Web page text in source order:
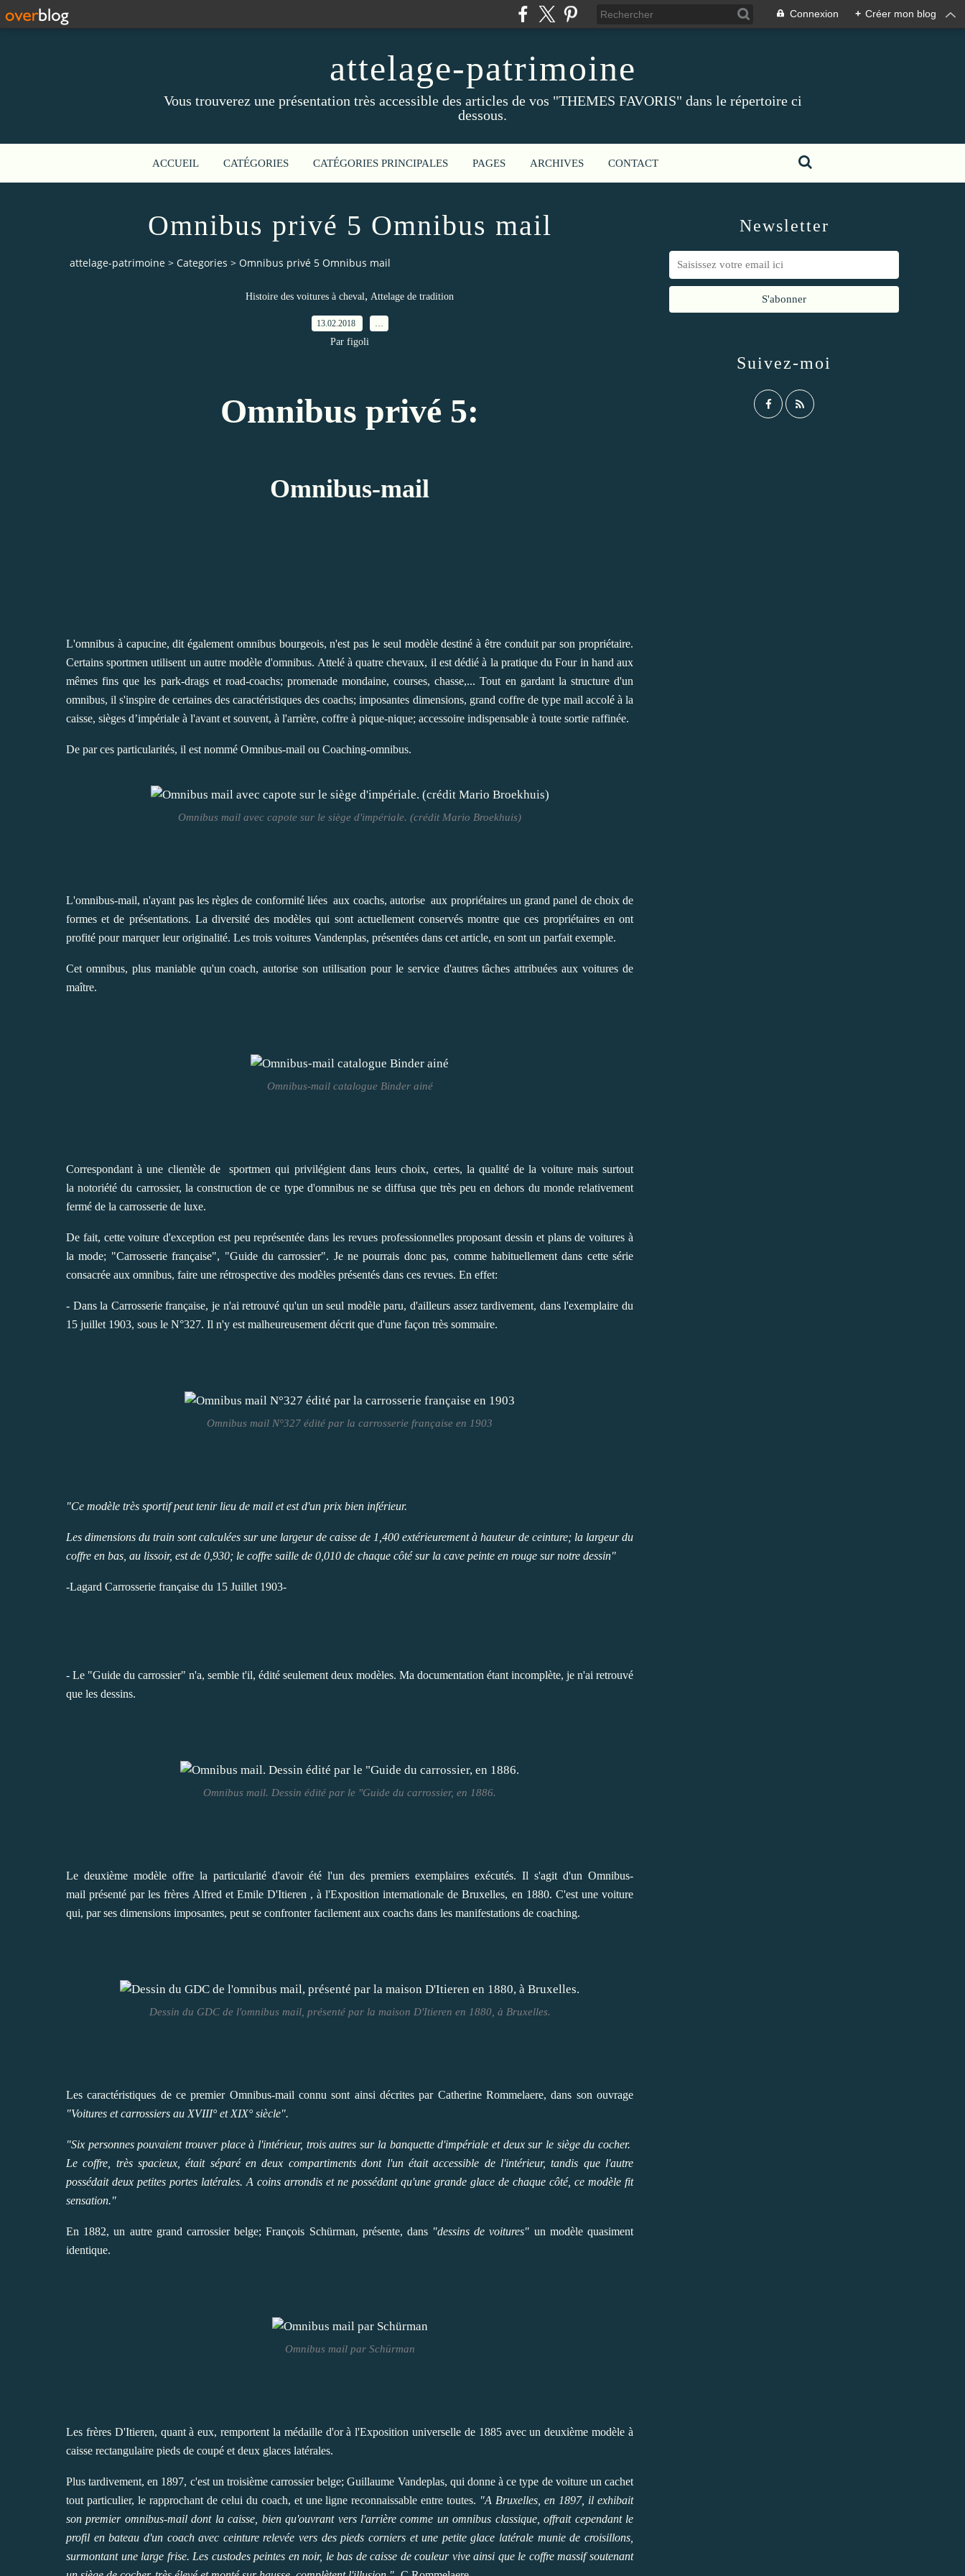
Connexion + Créer mon blog
attelage-patrimoine
Vous trouverez une présentation très accessible des articles de vos "THEMES FAVORIS" dans le répertoire ci
dessous.
ACCUEIL CATÉGORIES CATÉGORIES PRINCIPALES PAGES ARCHIVES CONTACT
Omnibus privé 5 Omnibus mail
attelage-patrimoine > Categories > Omnibus privé 5 Omnibus mail
Histoire des voitures à cheval , Attelage de tradition
13.02.2018
Par figoli
Omnibus privé 5:
Omnibus-mail
L'omnibus à capucine, dit également omnibus bourgeois, n'est pas le seul modèle destiné à être conduit par son propriétaire.
Certains sportmen utilisent un autre modèle d'omnibus. Attelé à quatre chevaux, il est dédié à la pratique du Four in hand aux
mêmes fins que les park-drags et road-coachs; promenade mondaine, courses, chasse,... Tout en gardant la structure d'un
omnibus, il s'inspire de certaines des caractéristiques des coachs; imposantes dimensions, grand coffre de type mail accolé à la
caisse, sièges d’impériale à l'avant et souvent, à l'arrière, coffre à pique-nique; accessoire indispensable à toute sortie raffinée.
De par ces particularités, il est nommé Omnibus-mail ou Coaching-omnibus.
Omnibus mail avec capote sur le siège d'impériale. (crédit Mario Broekhuis)
L'omnibus-mail, n'ayant pas les règles de conformité liées aux coachs, autorise aux propriétaires un grand panel de choix de
formes et de présentations. La diversité des modèles qui sont actuellement conservés montre que ces propriétaires en ont
profité pour marquer leur originalité. Les trois voitures Vandenplas, présentées dans cet article, en sont un parfait exemple.
Cet omnibus, plus maniable qu'un coach, autorise son utilisation pour le service d'autres tâches attribuées aux voitures de
maître.
Omnibus-mail catalogue Binder ainé
Correspondant à une clientèle de sportmen qui privilégient dans leurs choix, certes, la qualité de la voiture mais surtout
la notoriété du carrossier, la construction de ce type d'omnibus ne se diffusa que très peu en dehors du monde relativement
fermé de la carrosserie de luxe.
De fait, cette voiture d'exception est peu représentée dans les revues professionnelles proposant dessin et plans de voitures à
la mode; "Carrosserie française", "Guide du carrossier". Je ne pourrais donc pas, comme habituellement dans cette série
consacrée aux omnibus, faire une rétrospective des modèles présentés dans ces revues. En effet:
- Dans la Carrosserie française, je n'ai retrouvé qu'un un seul modèle paru, d'ailleurs assez tardivement, dans l'exemplaire du
15 juillet 1903, sous le N°327. Il n'y est malheureusement décrit que d'une façon très sommaire.
Omnibus mail N°327 édité par la carrosserie française en 1903
"Ce modèle très sportif peut tenir lieu de mail et est d'un prix bien inférieur.
Les dimensions du train sont calculées sur une largeur de caisse de 1,400 extérieurement à hauteur de ceinture; la largeur du
coffre en bas, au lissoir, est de 0,930; le coffre saille de 0,010 de chaque côté sur la cave peinte en rouge sur notre dessin"
-Lagard Carrosserie française du 15 Juillet 1903-
- Le "Guide du carrossier" n'a, semble t'il, édité seulement deux modèles. Ma documentation étant incomplète, je n'ai retrouvé
que les dessins.
Omnibus mail. Dessin édité par le "Guide du carrossier, en 1886.
Le deuxième modèle offre la particularité d'avoir été l'un des premiers exemplaires exécutés. Il s'agit d'un Omnibus-
mail présenté par les frères Alfred et Emile D'Itieren , à l'Exposition internationale de Bruxelles, en 1880. C'est une voiture
qui, par ses dimensions imposantes, peut se confronter facilement aux coachs dans les manifestations de coaching.
Dessin du GDC de l'omnibus mail, présenté par la maison D'Itieren en 1880, à Bruxelles.
Les caractéristiques de ce premier Omnibus-mail connu sont ainsi décrites par Catherine Rommelaere, dans son ouvrage
"Voitures et carrossiers au XVIII° et XIX° siècle".
"Six personnes pouvaient trouver place à l'intérieur, trois autres sur la banquette d'impériale et deux sur le siège du cocher.
Le coffre, très spacieux, était séparé en deux compartiments dont l'un était accessible de l'intérieur, tandis que l'autre
possédait deux petites portes latérales. A coins arrondis et ne possédant qu'une grande glace de chaque côté, ce modèle fit
sensation."
En 1882, un autre grand carrossier belge; François Schürman, présente, dans "dessins de voitures" un modèle quasiment
identique.
Omnibus mail par Schürman
Les frères D'Itieren, quant à eux, remportent la médaille d'or à l'Exposition universelle de 1885 avec un deuxième modèle à
caisse rectangulaire pieds de coupé et deux glaces latérales.
Plus tardivement, en 1897, c'est un troisième carrossier belge; Guillaume Vandeplas, qui donne à ce type de voiture un cachet
tout particulier, le rapprochant de celui du coach, et une ligne reconnaissable entre toutes. "A Bruxelles, en 1897, il exhibait
son premier omnibus-mail dont la caisse, bien qu'ouvrant vers l'arrière comme un omnibus classique, offrait cependant le
profil en bateau d'un coach avec ceinture relevée vers des pieds corniers et une petite glace latérale munie de croisillons,
surmontant une large frise. Les custodes peintes en noir, le bas de caisse de couleur vive ainsi que le coffre massif soutenant
Newsletter
Suivez-moi